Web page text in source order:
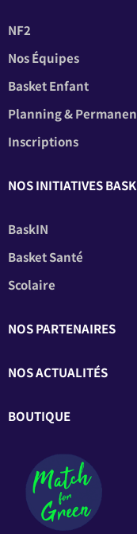
NF2
Nos Équipes
Basket Enfant
Planning &
Inscriptions
NOS INITIATIVES
BaskIN
Basket Santé
Scolaire
NOS PARTENAIRES
NOS ACTUALITÉS
BOUTIQUE